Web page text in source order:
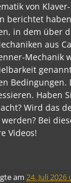
von
berichtet
in dem über
aus
Mechanik
Bedingungen.
Haben
Wird das
Bei
Videos!
am 24. Juli 2026